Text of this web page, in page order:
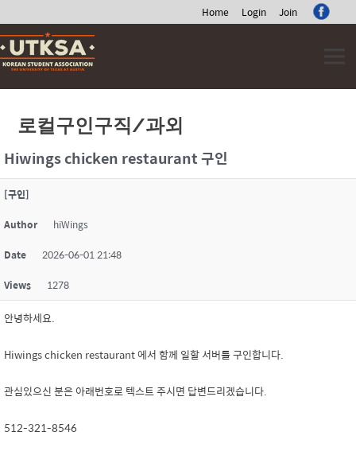
Home Login Join
Skip
to
content
로컬구인구직/과외
Hiwings chicken restaurant 구인
[구인]
Author hiWings
Date 2026-06-01 21:48
Views 1278
안녕하세요.
Hiwings chicken restaurant 에서 함께 일할 서버를 구인합니다.
관심있으신 분은 아래번호로 텍스트 주시면 답변드리겠습니다.
512-321-8546